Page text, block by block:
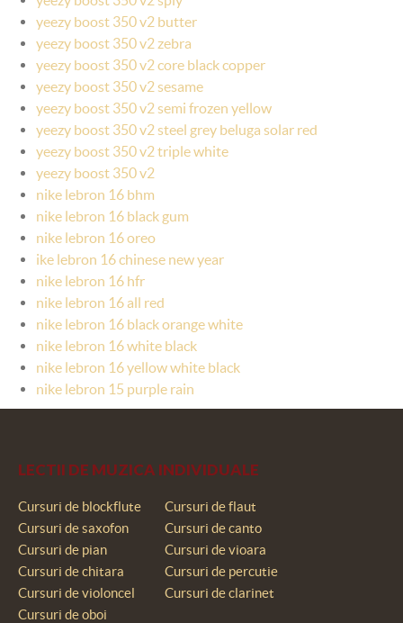
yeezy boost 350 v2 butter
yeezy boost 350 v2 zebra
yeezy boost 350 v2 core black copper
yeezy boost 350 v2 sesame
yeezy boost 350 v2 semi frozen yellow
yeezy boost 350 v2 steel grey beluga solar red
yeezy boost 350 v2 triple white
yeezy boost 350 v2
nike lebron 16 bhm
nike lebron 16 black gum
nike lebron 16 oreo
ike lebron 16 chinese new year
nike lebron 16 hfr
nike lebron 16 all red
nike lebron 16 black orange white
nike lebron 16 white black
nike lebron 16 yellow white black
nike lebron 15 purple rain
LECTII DE MUZICA INDIVIDUALE
Cursuri de blockflute
Cursuri de flaut
Cursuri de saxofon
Cursuri de canto
Cursuri de pian
Cursuri de vioara
Cursuri de chitara
Cursuri de percutie
Cursuri de violoncel
Cursuri de clarinet
Cursuri de oboi